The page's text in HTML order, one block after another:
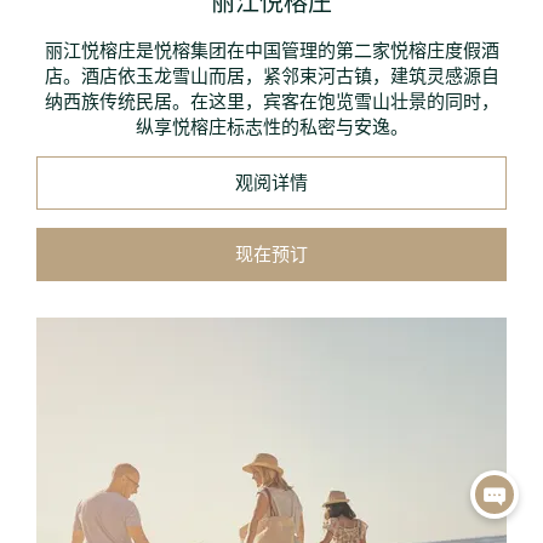
丽江悦榕庄是悦榕集团在中国管理的第二家悦榕庄度假酒
店。酒店依玉龙雪山而居，紧邻束河古镇，建筑灵感源自
纳西族传统民居。在这里，宾客在饱览雪山壮景的同时，
纵享悦榕庄标志性的私密与安逸。
观阅详情
现在预订